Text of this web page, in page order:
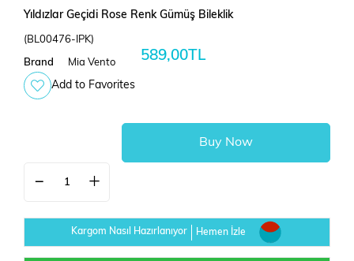
Yıldızlar Geçidi Rose Renk Gümüş Bileklik
(BL00476-IPK)
Brand Mia Vento 589,00TL
Add to Favorites
Kargom Nasıl Hazırlanıyor Hemen İzle